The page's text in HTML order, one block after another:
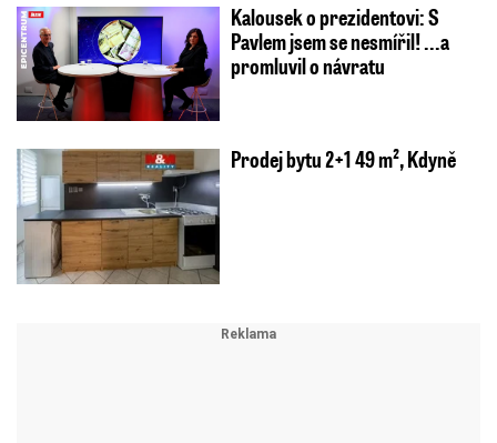
Kalousek o prezidentovi: S
Pavlem jsem se nesmířil! ...a
promluvil o návratu
Prodej bytu 2+1 49 m², Kdyně